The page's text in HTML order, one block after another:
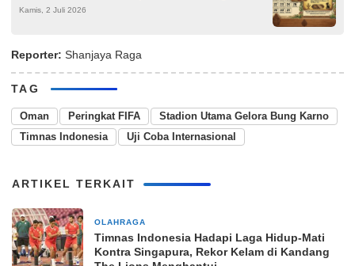
Wuku Langkir
Kamis, 2 Juli 2026
Reporter: Shanjaya Raga
TAG
Oman Peringkat FIFA
Stadion Utama Gelora Bung Karno
Timnas Indonesia
Uji Coba Internasional
ARTIKEL TERKAIT
OLAHRAGA
Timnas Indonesia Hadapi Laga Hidup-Mati
Kontra Singapura, Rekor Kelam di Kandang